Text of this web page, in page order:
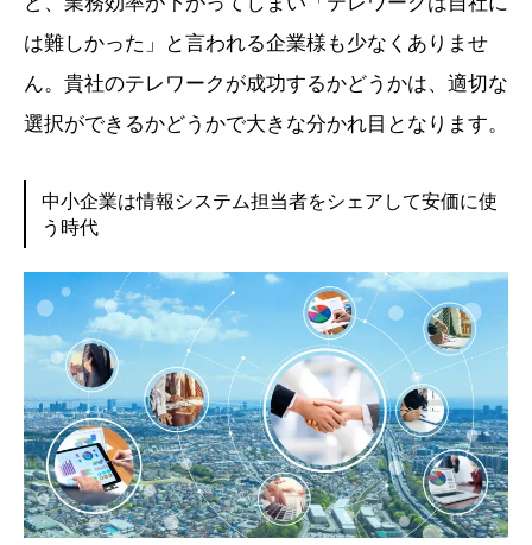
は難しかった」と言われる企業様も少なくありませ
ん。貴社のテレワークが成功するかどうかは、適切な
選択ができるかどうかで大きな分かれ目となります。
中小企業は情報システム担当者をシェアして安価に使
う時代